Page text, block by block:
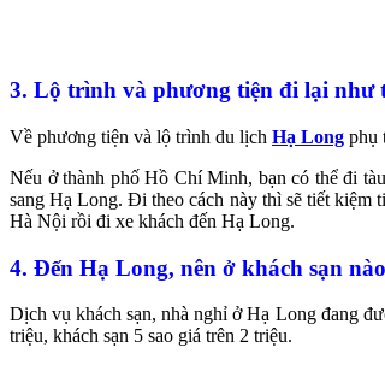
3. Lộ trình và phương tiện đi lại như
Về phương tiện và lộ trình du lịch Hạ Long phụ
Nếu ở thành phố Hồ Chí Minh, bạn có thể đi
sang Hạ Long. Đi theo cách này thì sẽ tiết kiệm
Hà Nội rồi đi xe khách đến Hạ Long.
4. Đến Hạ Long, nên ở khách sạn
Dịch vụ khách sạn, nhà nghỉ ở Hạ Long đang
triệu, khách sạn 5 sao giá trên 2 triệu.